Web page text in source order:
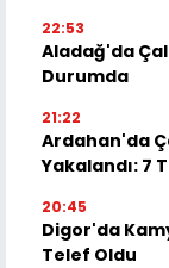
22:53
Aladağ'da
Durumda
21:22
Ardahan'da
Yakalandı: 7
20:45
Digor'da
Telef Oldu